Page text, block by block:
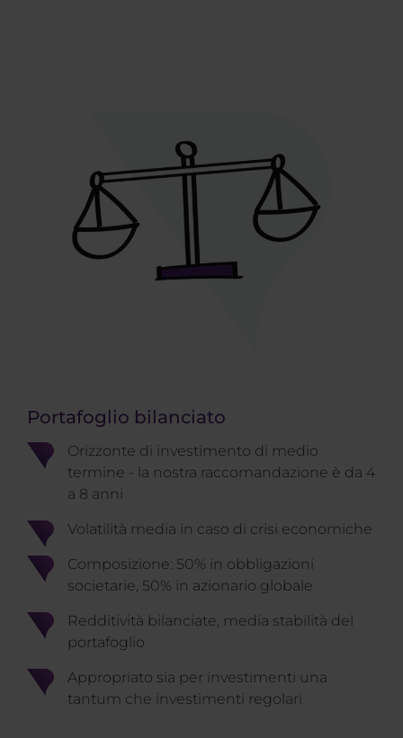
Portafoglio bilanciato
Orizzonte di investimento di medio
termine - la nostra raccomandazione è da 4
a 8 anni
Volatilità media in caso di crisi economiche
Composizione: 50% in obbligazioni
societarie, 50% in azionario globale
Redditività bilanciate, media stabilità del
portafoglio
Appropriato sia per investimenti una
tantum che investimenti regolari